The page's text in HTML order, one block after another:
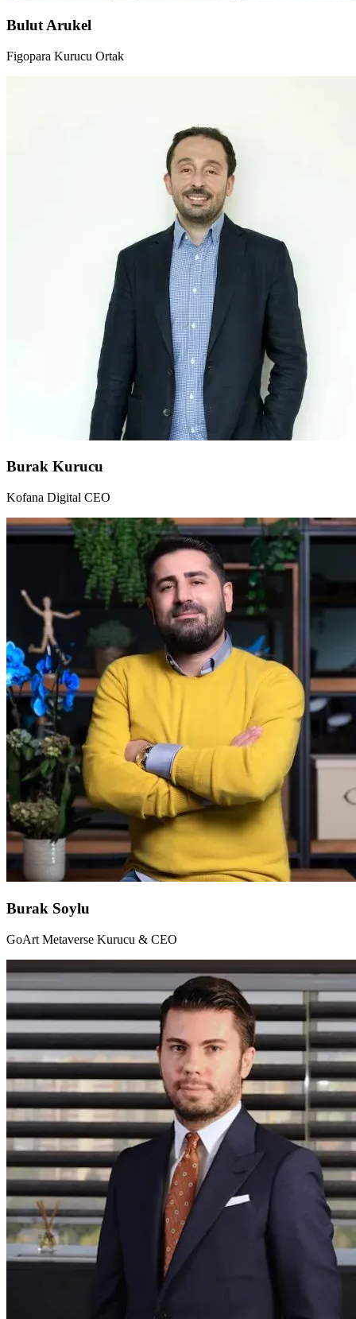
Bulut Arukel
Figopara Kurucu Ortak
Burak Kurucu
Kofana Digital CEO
Burak Soylu
GoArt Metaverse Kurucu & CEO